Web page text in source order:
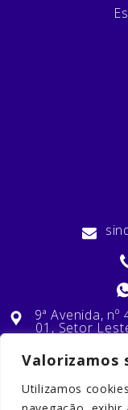
Valorizamos
Utilizamos
9ª Avenida,
01, Setor